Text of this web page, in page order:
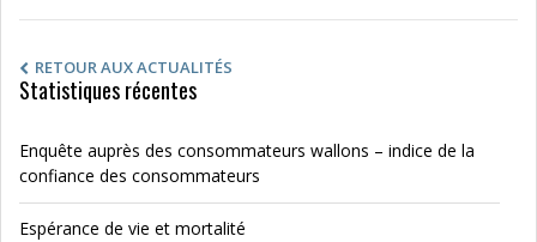
RETOUR AUX ACTUALITÉS
Statistiques récentes
Enquête auprès des consommateurs wallons – indice de la
confiance des consommateurs
Espérance de vie et mortalité